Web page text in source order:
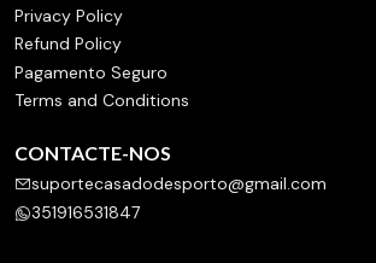
Privacy Policy
Refund Policy
Pagamento Seguro
Terms and Conditions
CONTACTE-NOS
suportecasadodesporto@gmail.com
351916531847